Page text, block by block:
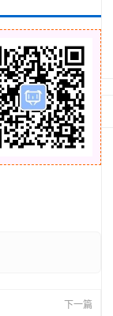
下一篇